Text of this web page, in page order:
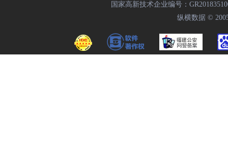
国家高新技术企业编号：
纵横数据 ©